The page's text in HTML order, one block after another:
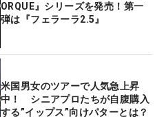
ORQUE』シリーズを発売！第一
弾は『フェラーラ2.5』
米国男女のツアーで人気急上昇
中！ シニアプロたちが自腹購入
する”イップス”向けパターとは？